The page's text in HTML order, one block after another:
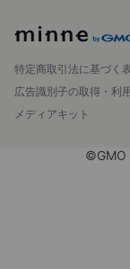
特定商取引法に基づく
広告識別子の取得・利用
メディアキット
©GMO